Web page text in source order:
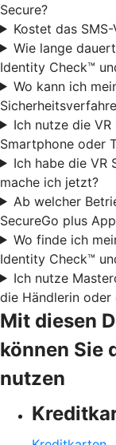
Secure?
Kostet das
Wie lange
Identity Check™
Wo kann ich
Ich nutze die
Smartphone oder
Ich habe die VR
mache ich jetzt?
Ab welcher
SecureGo plus
Wo finde ich
Identity Check™
Ich nutze
die Händlerin oder
Mit diesen
können Sie
nutzen